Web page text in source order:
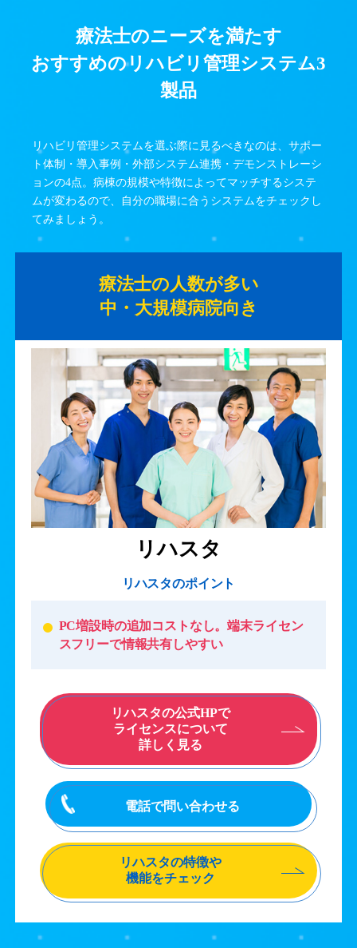
療法士のニーズを満たす
おすすめのリハビリ管理システム3
製品
リハビリ管理システムを選ぶ際に見るべきなのは、サポー
ト体制・導入事例・外部システム連携・デモンストレーシ
ョンの4点。病棟の規模や特徴によってマッチするシステ
ムが変わるので、自分の職場に合うシステムをチェックし
てみましょう。
療法士の人数が多い
中・大規模病院向き
リハスタ
リハスタのポイント
PC増設時の追加コストなし。端末ライセン
スフリーで情報共有しやすい
リハスタの公式HPで
ライセンスについて
詳しく見る
電話で問い合わせる
リハスタの特徴や
機能をチェック